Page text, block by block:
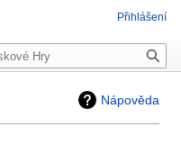
Nápověda
Přihlášení